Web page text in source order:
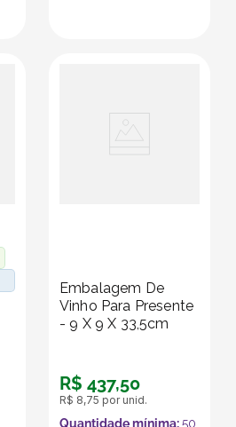
Embalagem De
Vinho Para Presente
- 9 X 9 X 33,5cm
R$ 437,50
R$ 8,75 por unid.
Quantidade mínima:50